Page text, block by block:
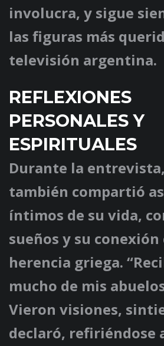
involucra, y sigue
las figuras más
televisión argentina.
REFLEXIONES
PERSONALES Y
ESPIRITUALES
Durante la
también compartió
íntimos de su vida,
sueños y su conexión
herencia griega.
mucho de mis
Vieron visiones,
declaró, refiriéndose